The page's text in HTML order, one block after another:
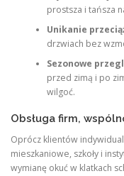
prostsza i tańsza
Unikanie
drzwiach bez
Sezonowe
przed zimą i po
wilgoć.
Obsługa firm,
Oprócz klientów
mieszkaniowe, szkoły i
wymianę okuć w klatkach